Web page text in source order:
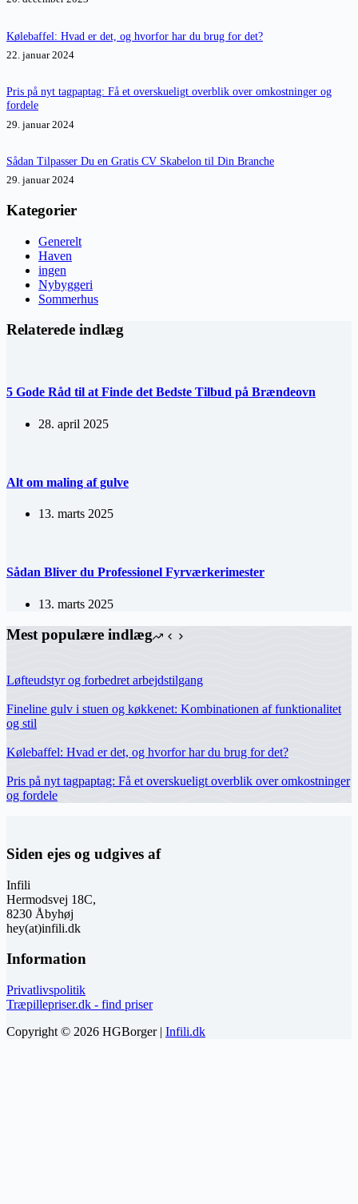
Kølebaffel: Hvad er det, og hvorfor har du brug for det?
22. januar 2024
Pris på nyt tagpaptag: Få et overskueligt overblik over omkostninger og
fordele
29. januar 2024
Sådan Tilpasser Du en Gratis CV Skabelon til Din Branche
29. januar 2024
Kategorier
Generelt
Haven
ingen
Nybyggeri
Sommerhus
Relaterede indlæg
5 Gode Råd til at Finde det Bedste Tilbud på Brændeovn
28. april 2025
Alt om maling af gulve
13. marts 2025
Sådan Bliver du Professionel Fyrværkerimester
13. marts 2025
Mest populære indlæg
Løfteudstyr og forbedret arbejdstilgang
Fineline gulv i stuen og køkkenet: Kombinationen af funktionalitet
og stil
Kølebaffel: Hvad er det, og hvorfor har du brug for det?
Pris på nyt tagpaptag: Få et overskueligt overblik over omkostninger
og fordele
Siden ejes og udgives af
Infili
Hermodsvej 18C,
8230 Åbyhøj
hey(at)infili.dk
Information
Privatlivspolitik
Træpillepriser.dk - find priser
Copyright © 2026 HGBorger | Infili.dk